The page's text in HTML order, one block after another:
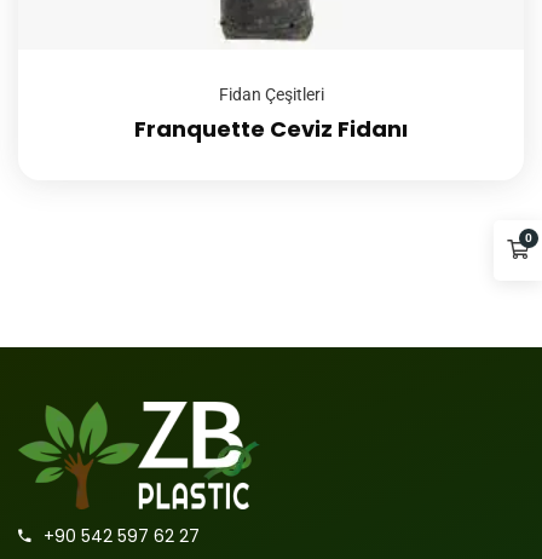
Fidan Çeşitleri
Franquette Ceviz Fidanı
+90 542 597 62 27
0